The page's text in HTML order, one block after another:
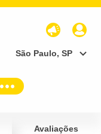
São Paulo, SP
Avaliações